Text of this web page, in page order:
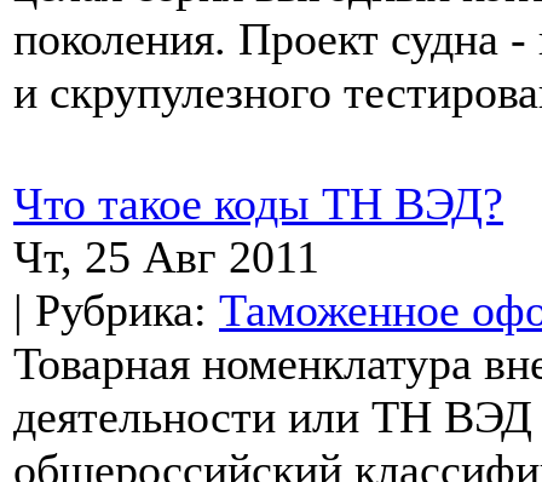
поколения. Проект судна
и скрупулезного
Что такое коды ТН ВЭД?
Чт, 25 Авг 2011
| Рубрика: Таможенное
Товарная номенклатура
деятельности или ТН ВЭД
общероссийский